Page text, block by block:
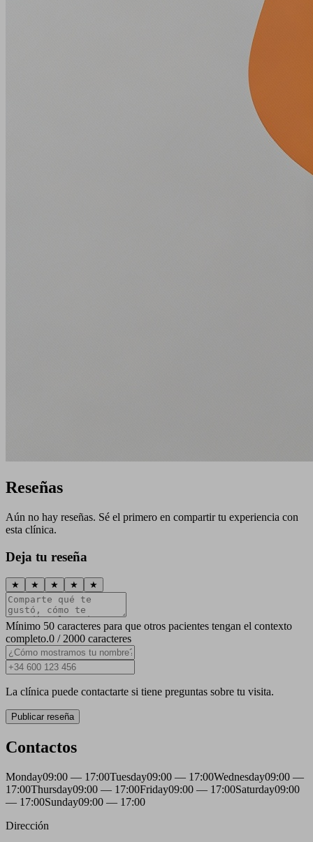
Reseñas
Aún no hay reseñas. Sé el primero en compartir tu experiencia con
esta clínica.
Deja tu reseña
★ ★ ★ ★ ★
Mínimo 50 caracteres para que otros pacientes tengan el contexto
completo.0 / 2000 caracteres
La clínica puede contactarte si tiene preguntas sobre tu visita.
Publicar reseña
Contactos
Monday09:00 — 17:00Tuesday09:00 — 17:00Wednesday09:00 —
17:00Thursday09:00 — 17:00Friday09:00 — 17:00Saturday09:00
— 17:00Sunday09:00 — 17:00
Dirección